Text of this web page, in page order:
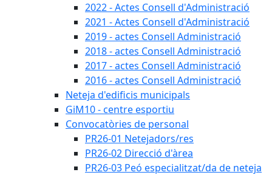
2022 - Actes Consell d'Administració
2021 - Actes Consell d'Administració
2019 - actes Consell Administració
2018 - actes Consell Administració
2017 - actes Consell Administració
2016 - actes Consell Administració
Neteja d'edificis municipals
GiM10 - centre esportiu
Convocatòries de personal
PR26-01 Netejadors/res
PR26-02 Direcció d'àrea
PR26-03 Peó especialitzat/da de neteja